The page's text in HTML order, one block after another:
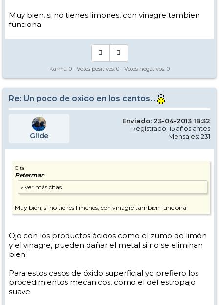
Muy bien, si no tienes limones, con vinagre tambien
funciona
Karma: 0 - Votos positivos: 0 - Votos negativos: 0
Re: Un poco de oxido en los cantos...
Glide
Enviado: 23-04-2013 18:32
Registrado: 15 años antes
Mensajes: 231
Cita
Peterman
Muy bien, si no tienes limones, con vinagre tambien funciona
Ojo con los productos ácidos como el zumo de limón
y el vinagre, pueden dañar el metal si no se eliminan
bien.
Para estos casos de óxido superficial yo prefiero los
procedimientos mecánicos, como el del estropajo
suave.